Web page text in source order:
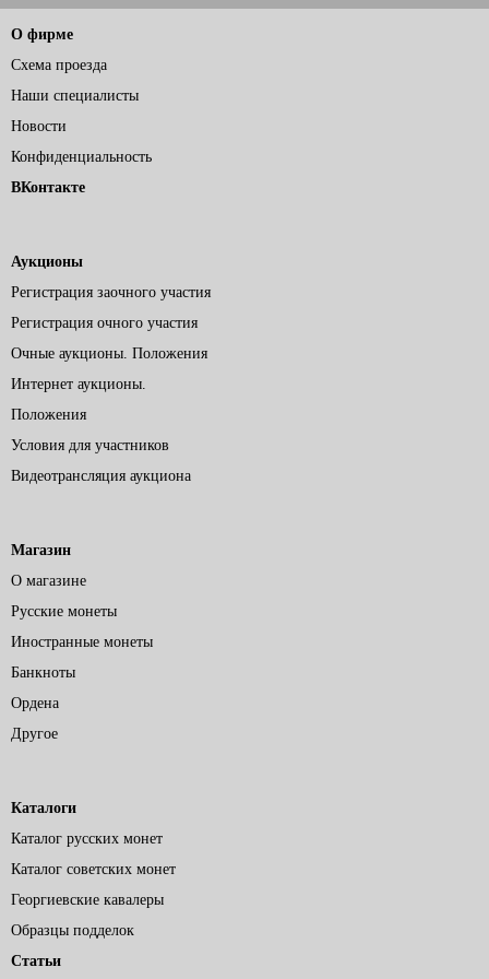
О фирме
Схема проезда
Наши специалисты
Новости
Конфиденциальность
ВКонтакте
Аукционы
Регистрация заочного участия
Регистрация очного участия
Очные аукционы. Положения
Интернет аукционы.
Положения
Условия для участников
Видеотрансляция аукциона
Магазин
О магазине
Русские монеты
Иностранные монеты
Банкноты
Ордена
Другое
Каталоги
Каталог русских монет
Каталог советских монет
Георгиевские кавалеры
Образцы подделок
Статьи